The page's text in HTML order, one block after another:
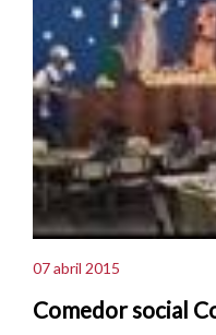
07 abril 2015
Comedor social